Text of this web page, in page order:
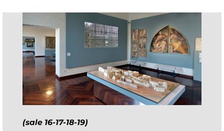
(sale 16-17-18-19)